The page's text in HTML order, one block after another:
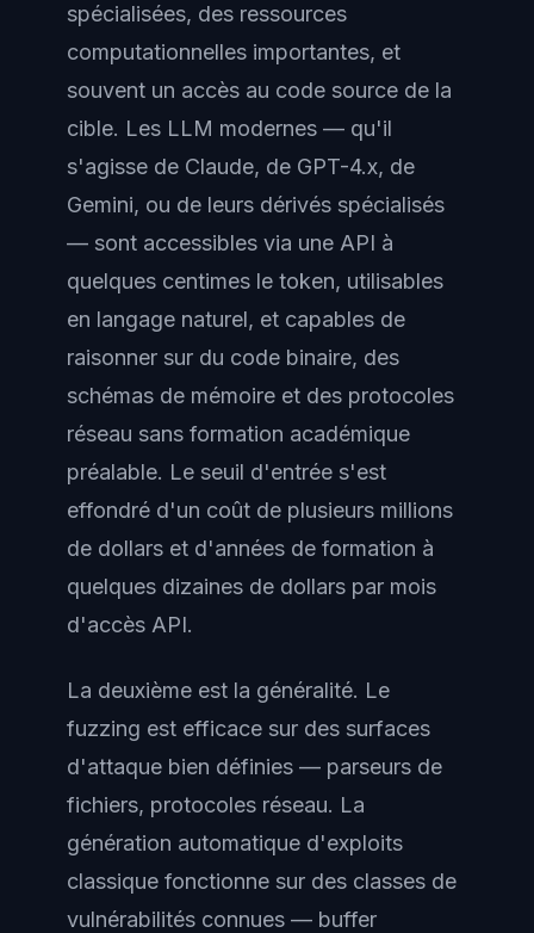
spécialisées, des ressources
computationnelles importantes, et
souvent un accès au code source de la
cible. Les LLM modernes — qu'il
s'agisse de Claude, de GPT-4.x, de
Gemini, ou de leurs dérivés spécialisés
— sont accessibles via une API à
quelques centimes le token, utilisables
en langage naturel, et capables de
raisonner sur du code binaire, des
schémas de mémoire et des protocoles
réseau sans formation académique
préalable. Le seuil d'entrée s'est
effondré d'un coût de plusieurs millions
de dollars et d'années de formation à
quelques dizaines de dollars par mois
d'accès API.
La deuxième est la généralité. Le
fuzzing est efficace sur des surfaces
d'attaque bien définies — parseurs de
fichiers, protocoles réseau. La
génération automatique d'exploits
classique fonctionne sur des classes de
vulnérabilités connues — buffer